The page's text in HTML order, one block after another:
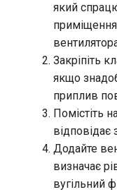
який
Закріпіть
якщо
приплив
Помістіть
відповідає
Додайте
визначає
вугільний